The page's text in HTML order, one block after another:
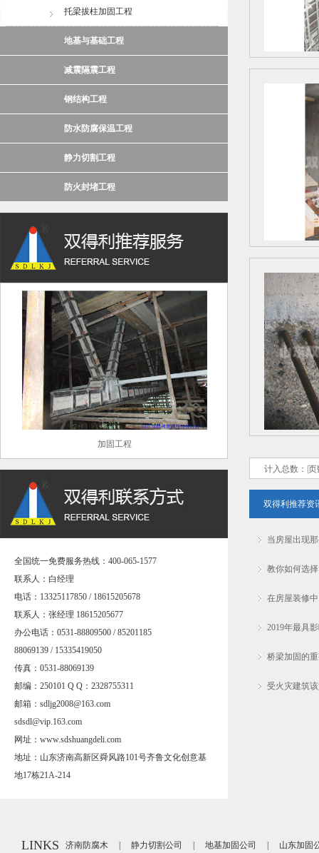
托梁拔柱加固工程
地基与基础工程
减震隔震工程
钢结构工程
防水防腐保温工程
静力切割工程
防火封堵工程
加固工程
全国统一免费服务热线：400-065-1577
联系人：白经理
电话：13325117850 / 18615205678
联系人：张经理 18615205677
办公电话：0531-88809500 / 85201185
88069139 / 15335419050
传真：0531-88069139
邮编：250101 Q Q：2328755311
邮箱：sdljg2008@163.com
sdsdl@vip.163.com
网址：www.sdshuangdeli.com
地址：山东济南高新区舜风路101号齐鲁文化创意基
地17栋21A-214
计入总数： |
双得利推荐资
当房屋出现
教你如何选
在房屋装修
2019年最具
桥梁加固的
受火灾建筑
LINKS 济南防腐木 静力切割公司 地基加固公司 山东加固